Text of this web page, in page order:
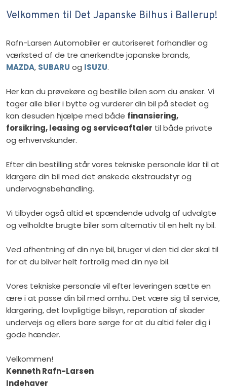
Velkommen til Det Japanske Bilhus i Ballerup!
Rafn-Larsen Automobiler er autoriseret forhandler og
værksted af de tre anerkendte japanske brands,
MAZDA, SUBARU og ISUZU.
Her kan du prøvekøre og bestille bilen som du ønsker. Vi
tager alle biler i bytte og vurderer din bil på stedet og
kan desuden hjælpe med både finansiering,
forsikring, leasing og serviceaftaler til både private
og erhvervskunder.
Efter din bestilling står vores tekniske personale klar til at
klargøre din bil med det ønskede ekstraudstyr og
undervognsbehandling.
Vi tilbyder også altid et spændende udvalg af udvalgte
og velholdte brugte biler som alternativ til en helt ny bil.
Ved afhentning af din nye bil, bruger vi den tid der skal til
for at du bliver helt fortrolig med din nye bil.
Vores tekniske personale vil efter leveringen sætte en
ære i at passe din bil med omhu. Det være sig til service,
klargøring, det lovpligtige bilsyn, reparation af skader
undervejs og ellers bare sørge for at du altid føler dig i
gode hænder.
Velkommen!
Kenneth Rafn-Larsen
Indehaver